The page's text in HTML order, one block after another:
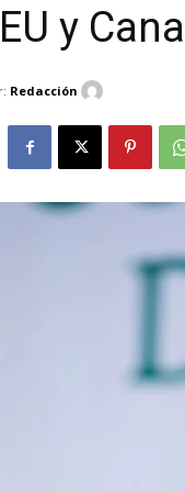
y
Redacción